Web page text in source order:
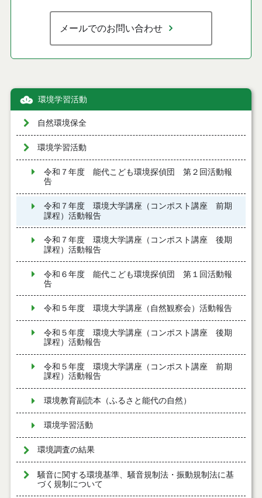
メールでのお問い合わせ
環境学習活動
自然環境保全
環境学習活動
令和７年度 能代こども環境探偵団 第２回活動報
告
令和７年度 環境大学講座（コンポスト講座 前期
課程）活動報告
令和７年度 環境大学講座（コンポスト講座 後期
課程）活動報告
令和６年度 能代こども環境探偵団 第１回活動報
告
令和５年度 環境大学講座（自然観察会）活動報告
令和５年度 環境大学講座（コンポスト講座 後期
課程）活動報告
令和５年度 環境大学講座（コンポスト講座 前期
課程）活動報告
環境教育副読本（ふるさと能代の自然）
環境学習活動
環境調査の結果
騒音に関する環境基準、騒音規制法・振動規制法に基
づく規制について